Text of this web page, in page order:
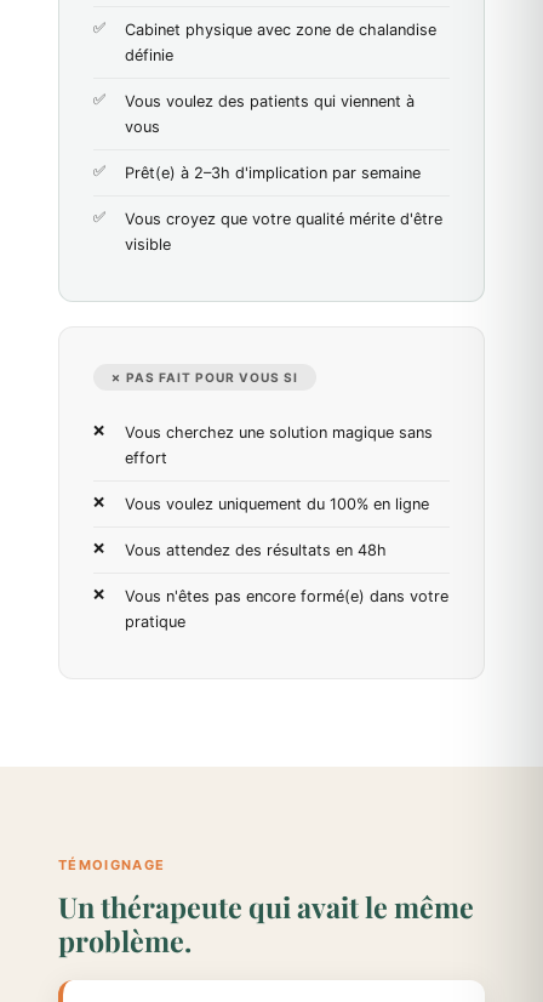
Cabinet physique avec zone de chalandise
définie
Vous voulez des patients qui viennent à
vous
Prêt(e) à 2–3h d'implication par semaine
Vous croyez que votre qualité mérite d'être
visible
✗ PAS FAIT POUR VOUS SI
Vous cherchez une solution magique sans
effort
Vous voulez uniquement du 100% en ligne
Vous attendez des résultats en 48h
Vous n'êtes pas encore formé(e) dans votre
pratique
TÉMOIGNAGE
Un thérapeute qui avait le même
problème.